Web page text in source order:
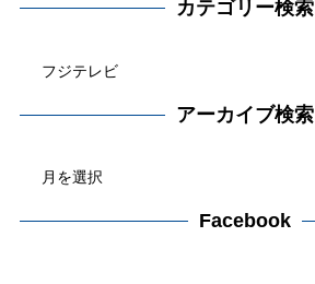
カテゴリー検索
検
アーカイブ検索
カ
Facebook